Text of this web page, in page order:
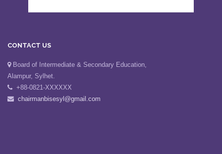
Board of Intermediate & Secondary Education,
Alampur, Sylhet.
+88-0821-XXXXXX